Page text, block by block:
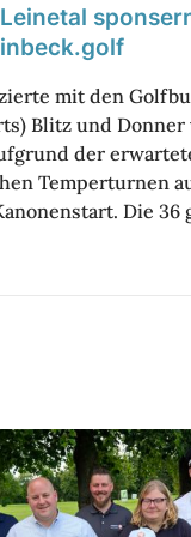
mit den
Blitz und
der
Temperturnen
Die 36